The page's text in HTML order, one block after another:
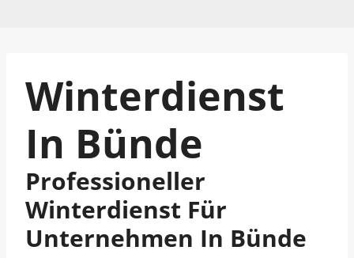
Winterdienst
In Bünde
Professioneller
Winterdienst Für
Unternehmen In Bünde